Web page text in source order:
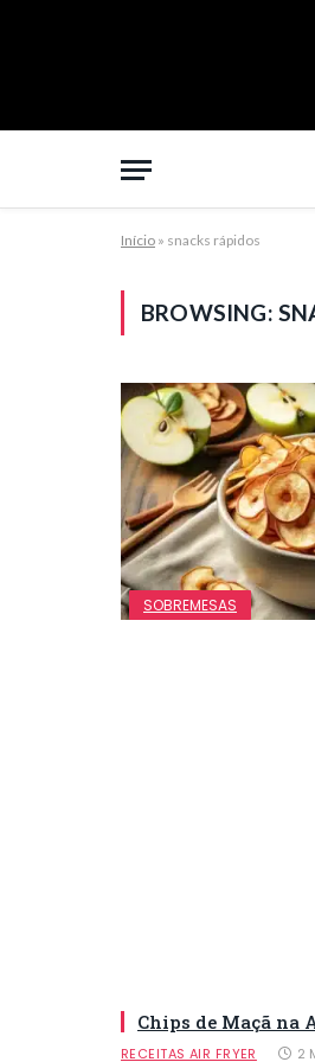
Início » snacks rápidos
BROWSING:
SOBREMESAS
Chips de Maçã na
RECEITAS AIR FRYER 2